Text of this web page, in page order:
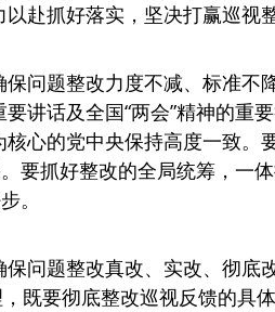
赴抓好落实，坚决打赢巡视
问题整改力度不减、标准不
讲话及全国“两会”精神的重
心的党中央保持高度一致。
要抓好整改的全局统筹，一
。
问题整改真改、实改、彻底
既要彻底整改巡视反馈的具